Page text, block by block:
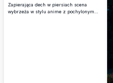
Zapierająca dech w piersiach scena
wybrzeża w stylu anime z pochylonym